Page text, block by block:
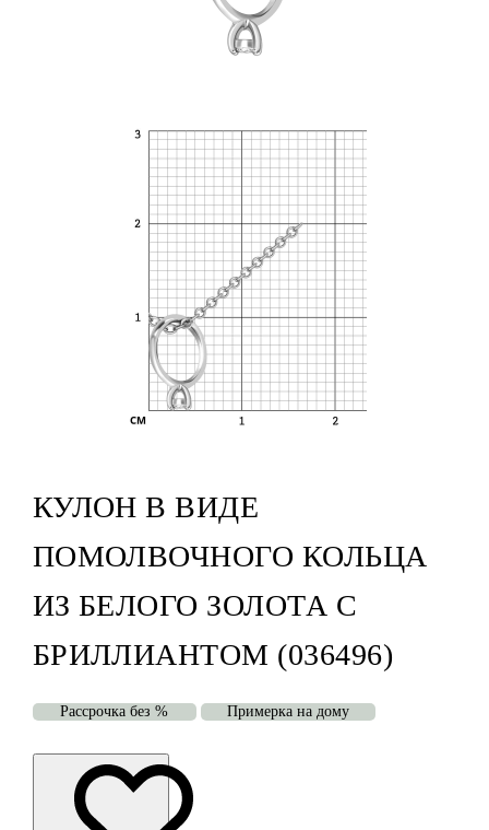
КУЛОН В ВИДЕ
ПОМОЛВОЧНОГО КОЛЬЦА
ИЗ БЕЛОГО ЗОЛОТА С
БРИЛЛИАНТОМ (036496)
Рассрочка без % Примерка на дому